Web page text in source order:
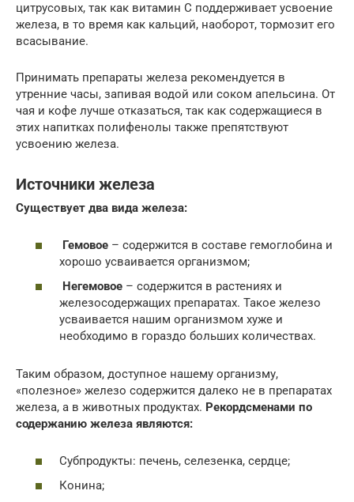
цитрусовых, так как витамин С поддерживает усвоение
железа, в то время как кальций, наоборот, тормозит его
всасывание.
Принимать препараты железа рекомендуется в
утренние часы, запивая водой или соком апельсина. От
чая и кофе лучше отказаться, так как содержащиеся в
этих напитках полифенолы также препятствуют
усвоению железа.
Источники железа
Существует два вида железа:
Гемовое – содержится в составе гемоглобина и
хорошо усваивается организмом;
Негемовое – содержится в растениях и
железосодержащих препаратах. Такое железо
усваивается нашим организмом хуже и
необходимо в гораздо больших количествах.
Таким образом, доступное нашему организму,
«полезное» железо содержится далеко не в препаратах
железа, а в животных продуктах. Рекордсменами по
содержанию железа являются:
Субпродукты: печень, селезенка, сердце;
Конина;